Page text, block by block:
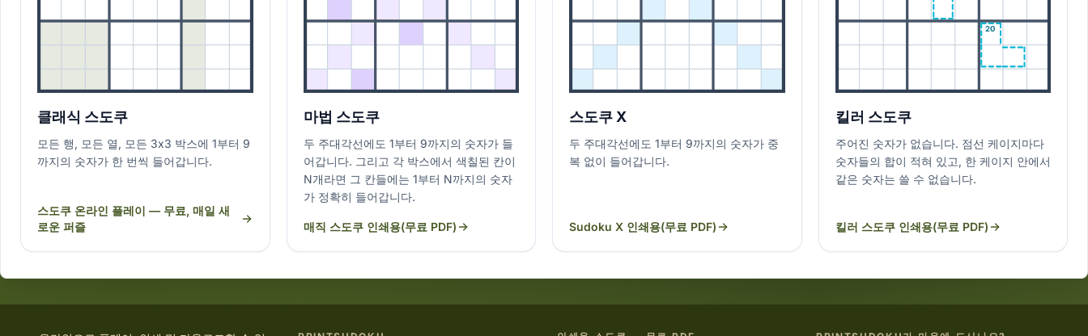
클래식 스도쿠
모든 행, 모든 열, 모든 3x3 박스에 1부터 9
까지의 숫자가 한 번씩 들어갑니다.
스도쿠 온라인 플레이 — 무료, 매일 새
로운 퍼즐
마법 스도쿠
두 주대각선에도 1부터 9까지의 숫자가 들
어갑니다. 그리고 각 박스에서 색칠된 칸이
N개라면 그 칸들에는 1부터 N까지의 숫자
가 정확히 들어갑니다.
매직 스도쿠 인쇄용(무료 PDF)
스도쿠 X
두 주대각선에도 1부터 9까지의 숫자가 중
복 없이 들어갑니다.
Sudoku X 인쇄용(무료 PDF)
20
킬러 스도쿠
주어진 숫자가 없습니다. 점선 케이지마다
숫자들의 합이 적혀 있고, 한 케이지 안에서
같은 숫자는 쓸 수 없습니다.
킬러 스도쿠 인쇄용(무료 PDF)